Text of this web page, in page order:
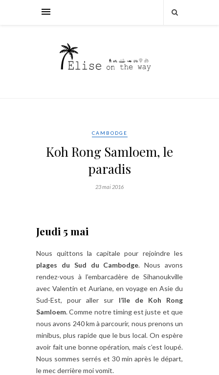
CAMBODGE
Koh Rong Samloem, le
paradis
23 mai 2016
Jeudi 5 mai
Nous quittons la capitale pour rejoindre les
plages du Sud du Cambodge. Nous avons
rendez-vous à l’embarcadère de Sihanoukville
avec Valentin et Auriane, en voyage en Asie du
Sud-Est, pour aller sur l’île de Koh Rong
Samloem. Comme notre timing est juste et que
nous avons 240 km à parcourir, nous prenons un
minibus, plus rapide que le bus local. On espère
avoir fait une bonne opération, mais c’est loupé.
Nous sommes serrés et 30 min après le départ,
le mec derrière moi vomit.